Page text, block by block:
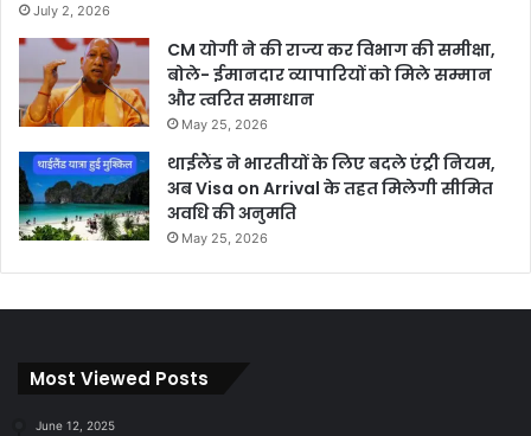
July 2, 2026
CM योगी ने की राज्य कर विभाग की समीक्षा,
बोले- ईमानदार व्यापारियों को मिले सम्मान
और त्वरित समाधान
May 25, 2026
थाईलैंड ने भारतीयों के लिए बदले एंट्री नियम,
अब Visa on Arrival के तहत मिलेगी सीमित
अवधि की अनुमति
May 25, 2026
Most Viewed Posts
June 12, 2025